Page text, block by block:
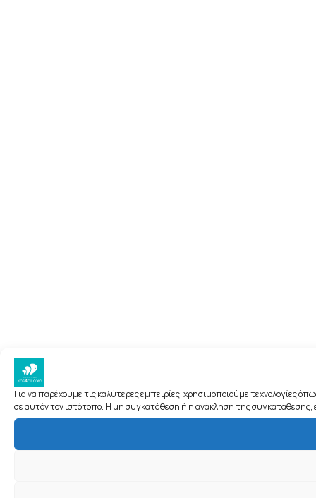
Για να παρέχουμε τις καλύτερες εμπειρίες, χρησιμοποιούμε τεχνολογίες
σε αυτόν τον ιστότοπο. Η μη συγκατάθεση ή η ανάκληση της συγκατάθεσης,